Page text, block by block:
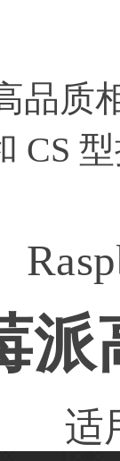
品
CS
派
适